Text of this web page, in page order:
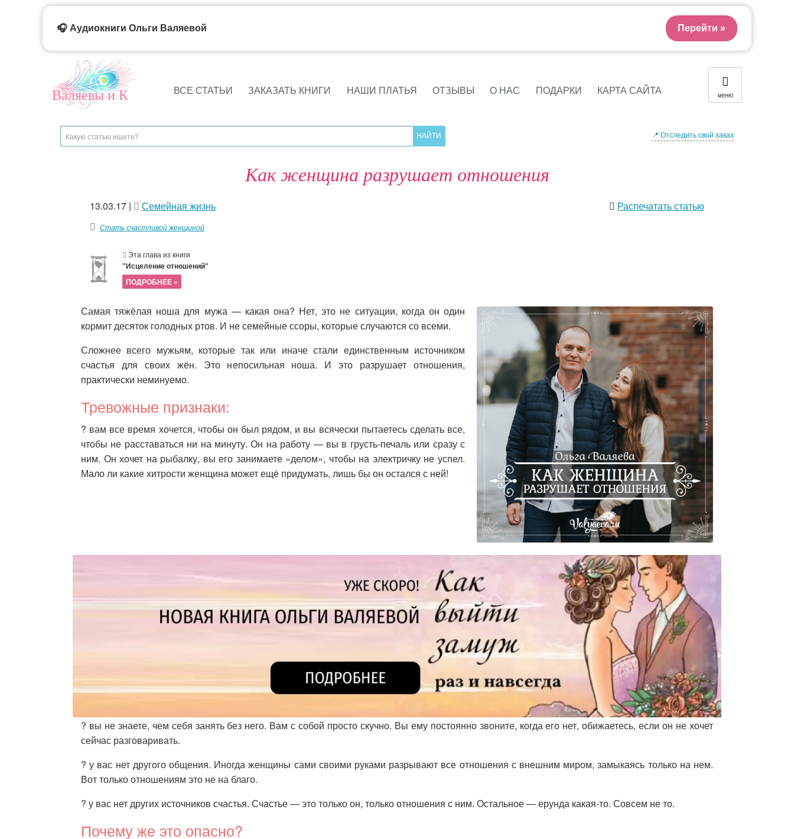
Валяевы и К ВСЕ СТАТЬИ ЗАКАЗАТЬ КНИГИ НАШИ ПЛАТЬЯ ОТЗЫВЫ О НАС ПОДАРКИ КАРТА САЙТА МЕНЮ
📍 Отследить свой заказ
Как женщина разрушает отношения
13.03.17 | Семейная жизнь
Стать счастливой женщиной
Распечатать статью
Эта глава из книги
"Исцеление отношений"
ПОДРОБНЕЕ »
Самая тяжёлая ноша для мужа — какая она? Нет, это не ситуации, когда он один
кормит десяток голодных ртов. И не семейные ссоры, которые случаются со всеми.
Сложнее всего мужьям, которые так или иначе стали единственным источником
счастья для своих жён. Это непосильная ноша. И это разрушает отношения,
практически неминуемо.
Тревожные признаки:
? вам все время хочется, чтобы он был рядом, и вы всячески пытаетесь сделать все,
чтобы не расставаться ни на минуту. Он на работу — вы в грусть-печаль или сразу с
ним. Он хочет на рыбалку, вы его занимаете «делом», чтобы на электричку не успел.
Мало ли какие хитрости женщина может ещё придумать, лишь бы он остался с ней!
? вы не знаете, чем себя занять без него. Вам с собой просто скучно. Вы ему постоянно звоните, когда его нет, обижаетесь, если он не хочет
сейчас разговаривать.
? у вас нет другого общения. Иногда женщины сами своими руками разрывают все отношения с внешним миром, замыкаясь только на нем.
Вот только отношениям это не на благо.
? у вас нет других источников счастья. Счастье — это только он, только отношения с ним. Остальное — ерунда какая-то. Совсем не то.
Почему же это опасно?
🎧 Аудиокниги Ольги Валяевой Перейти »